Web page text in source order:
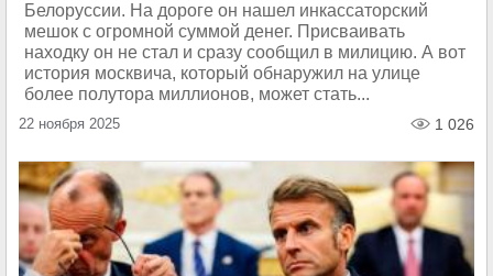
Белоруссии. На дороге он нашел инкассаторский
мешок с огромной суммой денег. Присваивать
находку он не стал и сразу сообщил в милицию. А вот
история москвича, который обнаружил на улице
более полутора миллионов, может стать...
22 ноября 2025 1 026